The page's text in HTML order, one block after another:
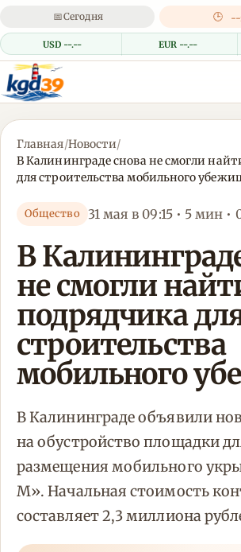
📅Сегодня 🕒
USD --.-- EUR --.--
Главная/Новости/
В Калининграде снова не смогли
для строительства мобильного
Общество 31 мая в 09:15 • 5 мин •
В
не смогли
подрядчика
строительства
мобильного
В Калининграде объявили
на обустройство площадки
размещения мобильного
М». Начальная стоимость
составляет 2,3 миллиона